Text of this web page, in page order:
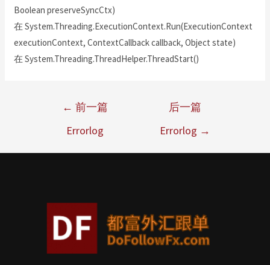
Boolean preserveSyncCtx)
在 System.Threading.ExecutionContext.Run(ExecutionContext
executionContext, ContextCallback callback, Object state)
在 System.Threading.ThreadHelper.ThreadStart()
← 前一篇
Errorlog
后一篇
Errorlog →